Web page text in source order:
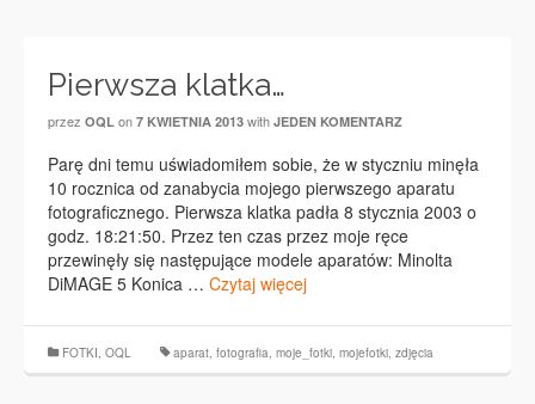
Pierwsza klatka…
przez OQL on 7 KWIETNIA 2013 with JEDEN KOMENTARZ
Parę dni temu uświadomiłem sobie, że w styczniu minęła
10 rocznica od zanabycia mojego pierwszego aparatu
fotograficznego. Pierwsza klatka padła 8 stycznia 2003 o
godz. 18:21:50. Przez ten czas przez moje ręce
przewinęły się następujące modele aparatów: Minolta
DiMAGE 5 Konica … Czytaj więcej
FOTKI, OQL aparat, fotografia, moje_fotki, mojefotki, zdjęcia